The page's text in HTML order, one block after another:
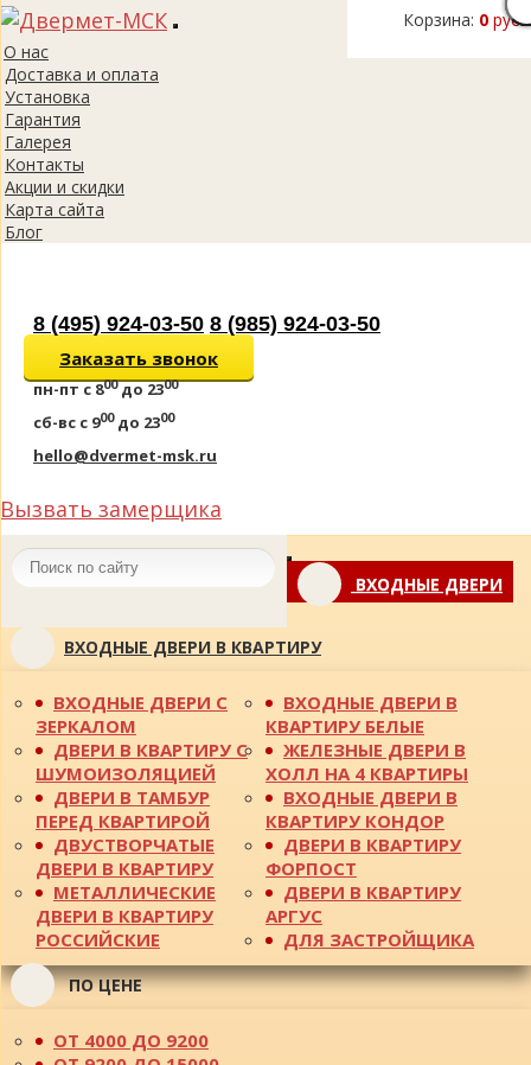
Корзина: 0 руб.
Toggle
О нас
Доставка и оплата
Установка
Гарантия
Галерея
Контакты
Акции и скидки
Карта сайта
Блог
8 (495) 924-03-50 8 (985) 924-03-50
Заказать звонок
пн-пт с 800до 2300
сб-вс с 900до 2300
hello@dvermet-msk.ru
Вызвать замерщика
Toggle
navigationВХОДНЫЕ ДВЕРИ
ВХОДНЫЕ ДВЕРИ В КВАРТИРУ
ВХОДНЫЕ ДВЕРИ С
ЗЕРКАЛОМ
ДВЕРИ В КВАРТИРУ С
ШУМОИЗОЛЯЦИЕЙ
ДВЕРИ В ТАМБУР
ПЕРЕД КВАРТИРОЙ
ДВУСТВОРЧАТЫЕ
ДВЕРИ В КВАРТИРУ
МЕТАЛЛИЧЕСКИЕ
ДВЕРИ В КВАРТИРУ
РОССИЙСКИЕ
ВХОДНЫЕ ДВЕРИ В
КВАРТИРУ БЕЛЫЕ
ЖЕЛЕЗНЫЕ ДВЕРИ В
ХОЛЛ НА 4 КВАРТИРЫ
ВХОДНЫЕ ДВЕРИ В
КВАРТИРУ КОНДОР
ДВЕРИ В КВАРТИРУ
ФОРПОСТ
ДВЕРИ В КВАРТИРУ
АРГУС
ДЛЯ ЗАСТРОЙЩИКА
ПО ЦЕНЕ
ОТ 4000 ДО 9200